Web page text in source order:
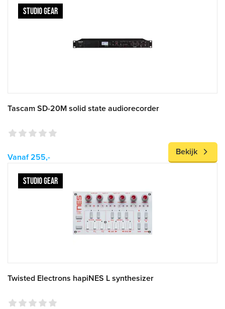
STUDIO GEAR
Tascam SD-20M solid state audiorecorder
Vanaf 255,-
Bekijk
STUDIO GEAR
Twisted Electrons hapiNES L synthesizer